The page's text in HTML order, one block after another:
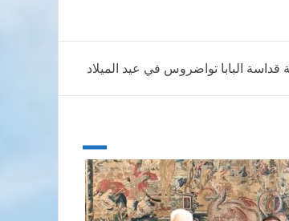
البابا تواضروس في عيد الميلاد